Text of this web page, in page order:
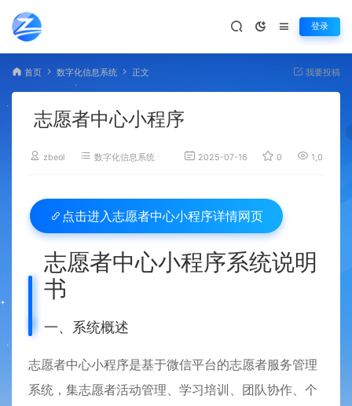
登录
首页 数字化信息系统 正文 我要投稿
志愿者中心小程序
zbeol 数字化信息系统 2025-07-16 0 1,044
点击进入 志愿者中心小程序详情网页
志愿者中心小程序系统说明
书
一、系统概述
志愿者中心小程序是基于微信平台的志愿者服务管理
系统，集志愿者活动管理、学习培训、团队协作、个